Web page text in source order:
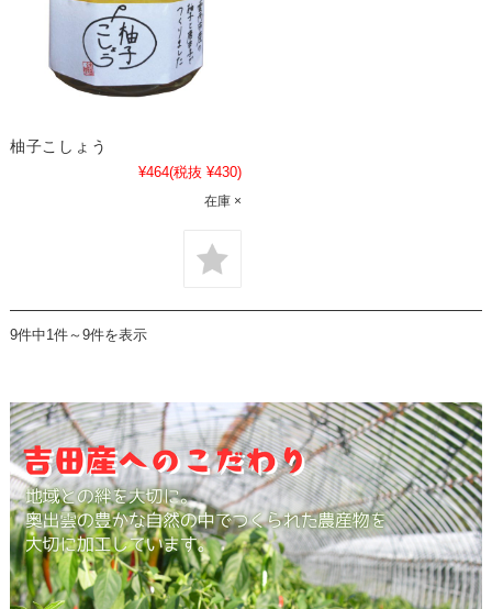
柚子こしょう
¥464(税抜 ¥430)
在庫 ×
9件中1件～9件を表示